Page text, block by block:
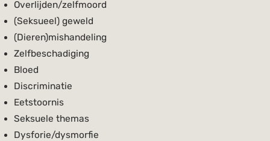
Overlijden/zelfmoord
(Seksueel) geweld
(Dieren)mishandeling
Zelfbeschadiging
Bloed
Discriminatie
Eetstoornis
Seksuele themas
Dysforie/dysmorfie